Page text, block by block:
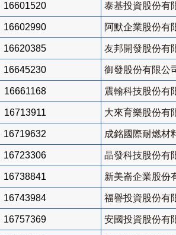
16601520 泰基投資股份有
16602990 阿默企業股份有
16620385 友邦開發股份有
16645230 御發股份有限公
16661168 震翰科技股份有
16713911 大來育樂股份有
16719632 成銘國際耐燃材
16723306 晶發科技股份有
16738841 新美崙企業股份
16743984 福譽投資股份有
16757369 安國投資股份有